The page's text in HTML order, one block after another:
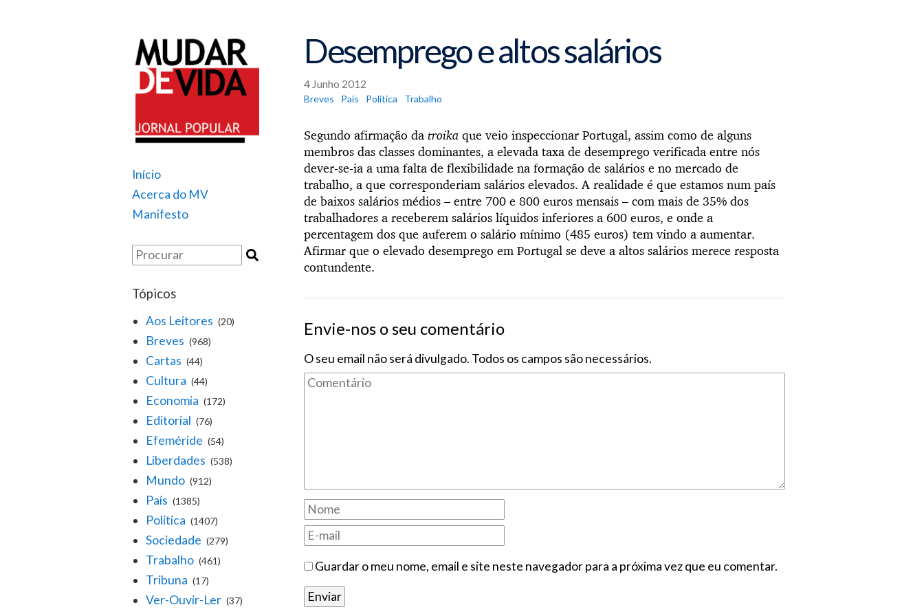
Início
Acerca do MV
Manifesto
Tópicos
Aos Leitores (20)
Breves (968)
Cartas (44)
Cultura (44)
Economia (172)
Editorial (76)
Efeméride (54)
Liberdades (538)
Mundo (912)
País (1385)
Política (1407)
Sociedade (279)
Trabalho (461)
Tribuna (17)
Ver-Ouvir-Ler (37)
Desemprego e altos salários
4 Junho 2012
Breves País Política Trabalho
Segundo afirmação da troika que veio inspeccionar Portugal, assim como de alguns
membros das classes dominantes, a elevada taxa de desemprego verificada entre nós
dever-se-ia a uma falta de flexibilidade na formação de salários e no mercado de
trabalho, a que corresponderiam salários elevados. A realidade é que estamos num país
de baixos salários médios – entre 700 e 800 euros mensais – com mais de 35% dos
trabalhadores a receberem salários líquidos inferiores a 600 euros, e onde a
percentagem dos que auferem o salário mínimo (485 euros) tem vindo a aumentar.
Afirmar que o elevado desemprego em Portugal se deve a altos salários merece resposta
contundente.
Envie-nos o seu comentário
O seu email não será divulgado. Todos os campos são necessários.
Guardar o meu nome, email e site neste navegador para a próxima vez que eu comentar.